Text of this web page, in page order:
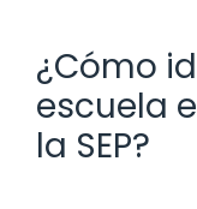
¿Cómo
escuela
la SEP?